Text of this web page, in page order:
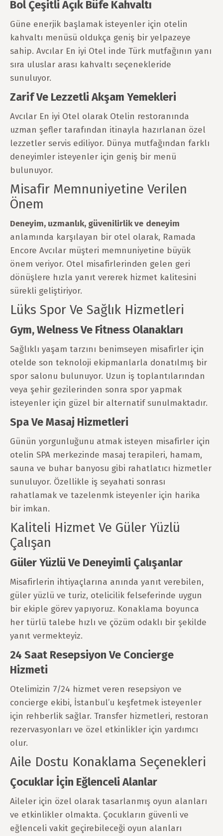
Bol Çeşitli Açık Büfe Kahvaltı
Güne enerjik başlamak isteyenler için otelin
kahvaltı menüsü oldukça geniş bir yelpazeye
sahip. Avcılar En iyi Otel inde Türk mutfağının yanı
sıra uluslar arası kahvaltı seçenekleride
sunuluyor.
Zarif Ve Lezzetli Akşam Yemekleri
Avcılar En iyi Otel olarak Otelin restoranında
uzman şefler tarafından itinayla hazırlanan özel
lezzetler servis ediliyor. Dünya mutfağından farklı
deneyimler isteyenler için geniş bir menü
bulunuyor.
Misafir Memnuniyetine Verilen
Önem
Deneyim, uzmanlık, güvenilirlik ve deneyim
anlamında karşılayan bir otel olarak, Ramada
Encore Avcılar müşteri memnuniyetine büyük
önem veriyor. Otel misafirlerinden gelen geri
dönüşlere hızla yanıt vererek hizmet kalitesini
sürekli geliştiriyor.
Lüks Spor Ve Sağlık Hizmetleri
Gym, Welness Ve Fitness Olanakları
Sağlıklı yaşam tarzını benimseyen misafirler için
otelde son teknoloji ekipmanlarla donatılmış bir
spor salonu bulunuyor. Uzun iş toplantılarından
veya şehir gezilerinden sonra spor yapmak
isteyenler için güzel bir alternatif sunulmaktadır.
Spa Ve Masaj Hizmetleri
Günün yorgunluğunu atmak isteyen misafirler için
otelin SPA merkezinde masaj terapileri, hamam,
sauna ve buhar banyosu gibi rahatlatıcı hizmetler
sunuluyor. Özellikle iş seyahati sonrası
rahatlamak ve tazelenmk isteyenler için harika
bir imkan.
Kaliteli Hizmet Ve Güler Yüzlü
Çalışan
Güler Yüzlü Ve Deneyimli Çalışanlar
Misafirlerin ihtiyaçlarına anında yanıt verebilen,
güler yüzlü ve turiz, otelicilik felseferinde uygun
bir ekiple görev yapıyoruz. Konaklama boyunca
her türlü talebe hızlı ve çözüm odaklı bir şekilde
yanıt vermekteyiz.
24 Saat Resepsiyon Ve Concierge
Hizmeti
Otelimizin 7/24 hizmet veren resepsiyon ve
concierge ekibi, İstanbul’u keşfetmek isteyenler
için rehberlik sağlar. Transfer hizmetleri, restoran
rezervasyonları ve özel etkinlikler için yardımcı
olur.
Aile Dostu Konaklama Seçenekleri
Çocuklar İçin Eğlenceli Alanlar
Aileler için özel olarak tasarlanmış oyun alanları
ve etkinlikler olmakta. Çocukların güvenli ve
eğlenceli vakit geçirebileceği oyun alanları